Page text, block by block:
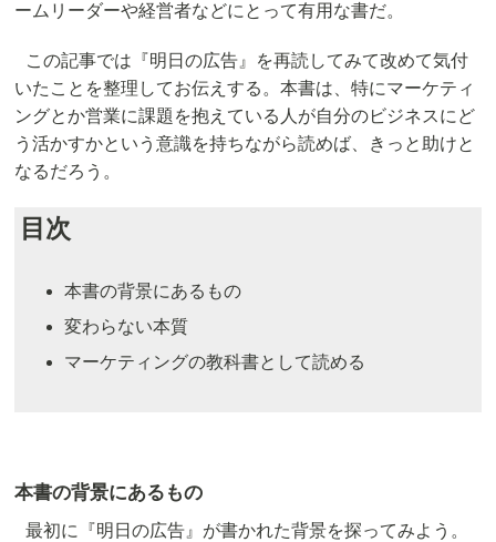
ームリーダーや経営者などにとって有用な書だ。
この記事では『明日の広告』を再読してみて改めて気付
いたことを整理してお伝えする。本書は、特にマーケティ
ングとか営業に課題を抱えている人が自分のビジネスにど
う活かすかという意識を持ちながら読めば、きっと助けと
なるだろう。
目次
本書の背景にあるもの
変わらない本質
マーケティングの教科書として読める
本書の背景にあるもの
最初に『明日の広告』が書かれた背景を探ってみよう。